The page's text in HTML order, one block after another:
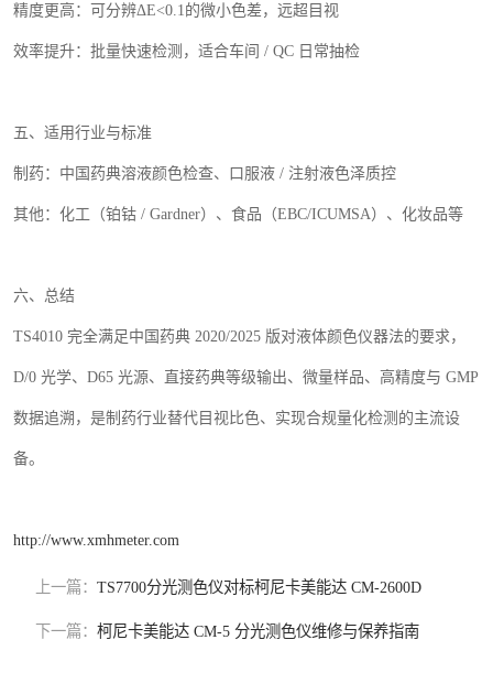
精度更高：可分辨ΔE<0.1的微小色差，远超目视
效率提升：批量快速检测，适合车间 / QC 日常抽检
五、适用行业与标准
制药：中国药典溶液颜色检查、口服液 / 注射液色泽质控
其他：化工（铂钴 / Gardner）、食品（EBC/ICUMSA）、化妆品等
六、总结
TS4010 完全满足中国药典 2020/2025 版对液体颜色仪器法的要求，
D/0 光学、 D65 光源、直接药典等级输出、微量样品、高精度与 GMP
数据追溯，是制药行业替代目视比色、实现合规量化检测的主流设
备。
http://www.xmhmeter.com
上一篇： TS7700分光测色仪对标柯尼卡美能达 CM-2600D
下一篇： 柯尼卡美能达 CM-5 分光测色仪维修与保养指南